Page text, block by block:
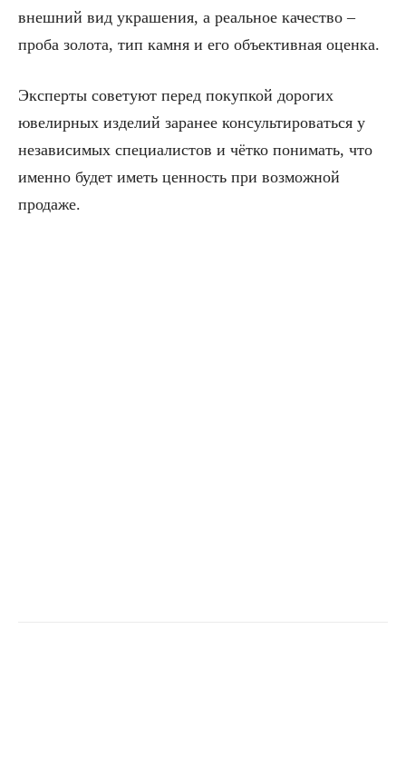
внешний вид украшения, а реальное качество –
проба золота, тип камня и его объективная оценка.
Эксперты советуют перед покупкой дорогих
ювелирных изделий заранее консультироваться у
независимых специалистов и чётко понимать, что
именно будет иметь ценность при возможной
продаже.